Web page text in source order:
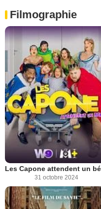
Filmographie
31 octobre 2024